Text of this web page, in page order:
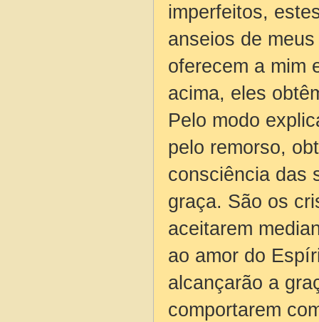
imperfeitos,
anseios de
oferecem a mim
acima, eles
Pelo modo
pelo remorso,
consciência das
graça. São os
aceitarem
ao amor do
alcançarão a
comportarem